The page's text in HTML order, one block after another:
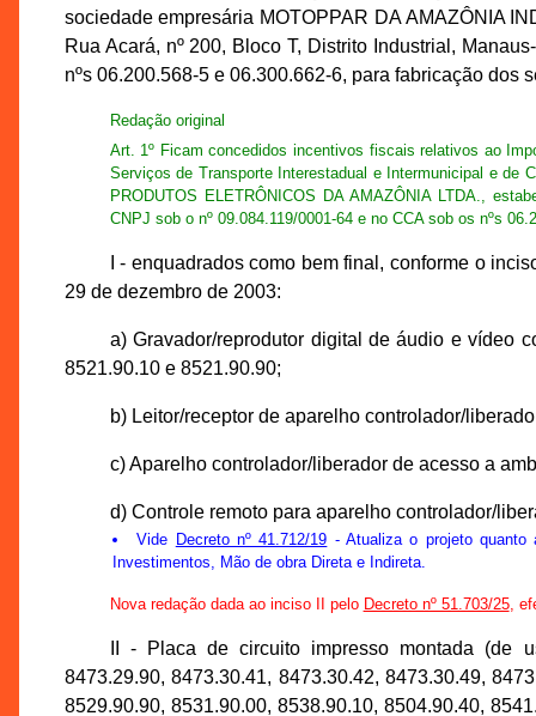
sociedade empresária MOTOPPAR DA AMAZÔNIA
Rua Acará, nº 200, Bloco T, Distrito Industrial,
nºs 06.200.568-5 e 06.300.662-6, para fabricação dos
Redação original
Art. 1º Ficam concedidos incentivos fiscais relativos ao
Serviços de Transporte Interestadual e Intermunicipal e de
PRODUTOS ELETRÔNICOS DA AMAZÔNIA LTDA.,
CNPJ sob o nº 09.084.119/0001-64 e no CCA sob os nºs
I - enquadrados como bem final, conforme o
29 de dezembro de 2003:
a) Gravador/reprodutor digital de áudio e vídeo
8521.90.10 e 8521.90.90;
b) Leitor/receptor de aparelho controlador/
c) Aparelho controlador/liberador de acesso a
d) Controle remoto para aparelho controlador/
Vide Decreto nº 41.712/19 - Atualiza o projeto quanto
Investimentos, Mão de obra Direta e Indireta.
Nova redação dada ao inciso II pelo Decreto nº 51.703/25,
II - Placa de circuito impresso montada (de
8473.29.90, 8473.30.41, 8473.30.42, 8473.30.49,
8529.90.90, 8531.90.00, 8538.90.10, 8504.90.40,